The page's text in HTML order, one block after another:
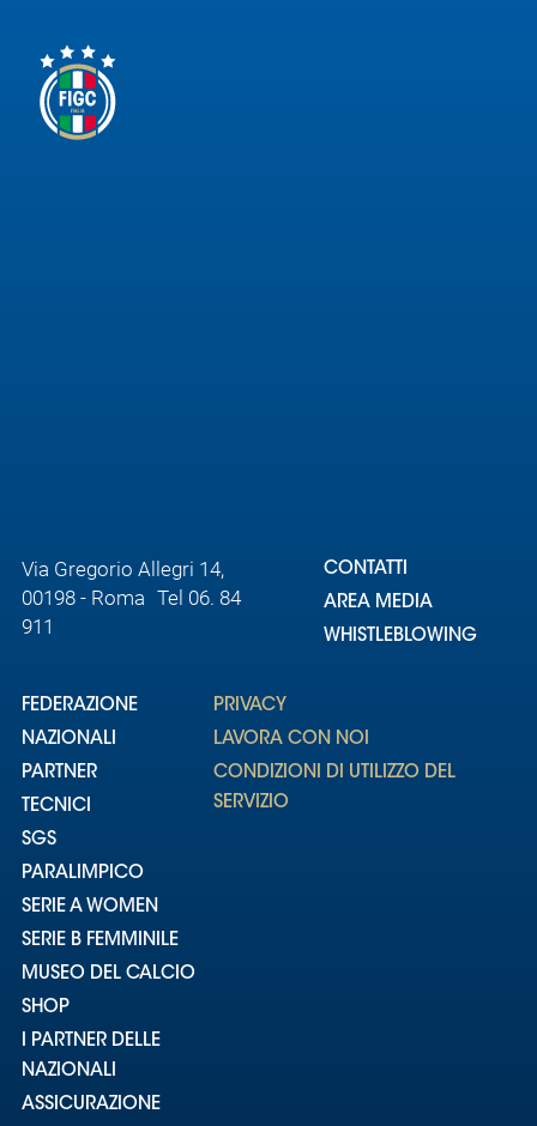
Via Gregorio Allegri 14,
00198 - Roma Tel 06. 84
911
CONTATTI
AREA MEDIA
WHISTLEBLOWING
FEDERAZIONE
NAZIONALI
PARTNER
TECNICI
SGS
PARALIMPICO
SERIE A WOMEN
SERIE B FEMMINILE
MUSEO DEL CALCIO
SHOP
I PARTNER DELLE
NAZIONALI
ASSICURAZIONE
PRIVACY
LAVORA CON NOI
CONDIZIONI DI UTILIZZO DEL
SERVIZIO